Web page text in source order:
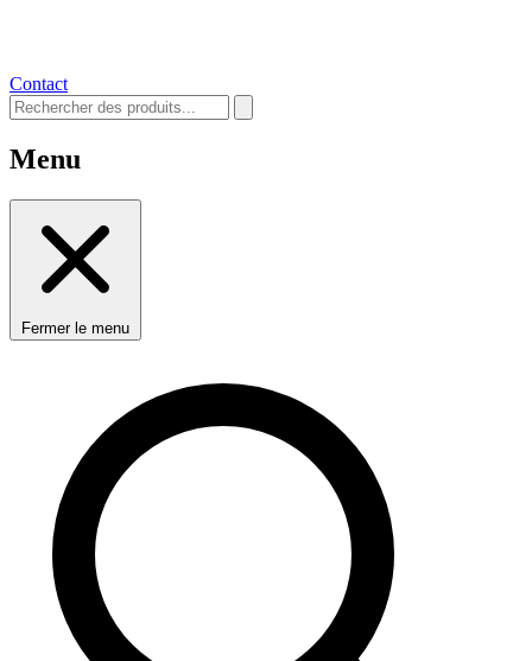
Contact
Menu
Fermer le menu